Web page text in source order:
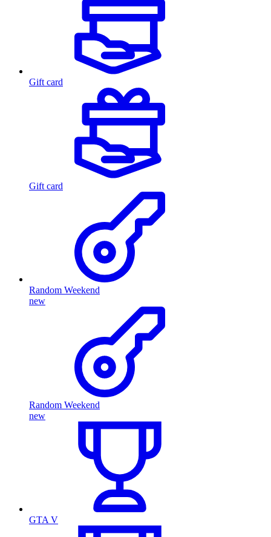
Gift card
Gift card
Random Weekend
new
Random Weekend
new
GTA V